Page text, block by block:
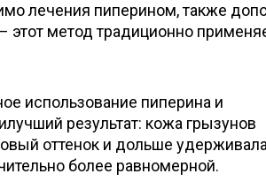
лечения пиперином, также
метод традиционно
использование пиперина и
результат: кожа грызунов
оттенок и дольше
более равномерной.